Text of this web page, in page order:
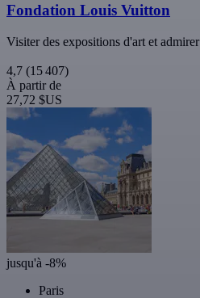
Fondation Louis Vuitton
Visiter des expositions d'art et
4,7 (15 407)
À partir de
27,72 $US
jusqu'à -8%
Paris